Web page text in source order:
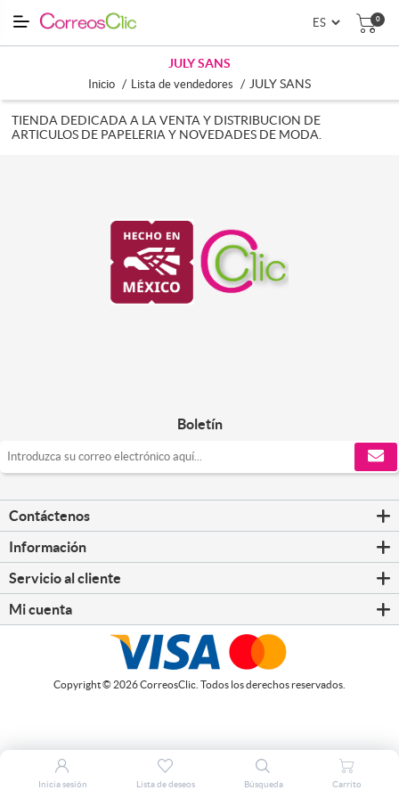
0
JULY SANS
Inicio / Lista de vendedores / JULY SANS
TIENDA DEDICADA A LA VENTA Y DISTRIBUCION DE
ARTICULOS DE PAPELERIA Y NOVEDADES DE MODA.
Boletín
Contáctenos
Información
Servicio al cliente
Mi cuenta
Copyright © 2026 CorreosClic. Todos los derechos reservados.
Inicia sesión Lista de deseos Búsqueda Carrito